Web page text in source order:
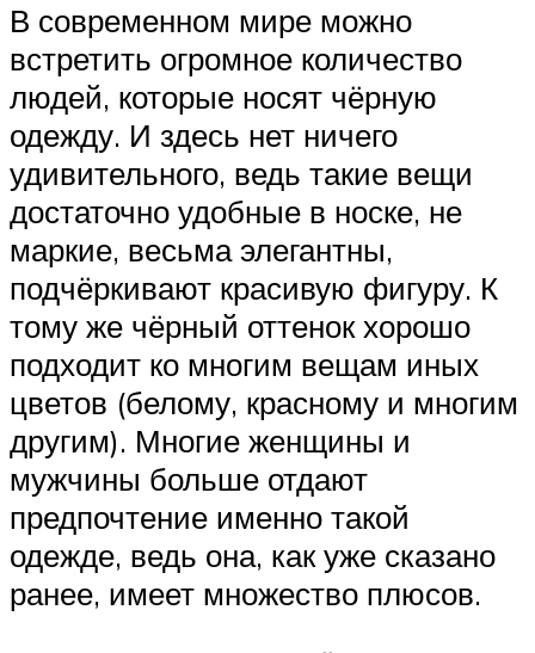
В современном мире можно
встретить огромное количество
людей, которые носят чёрную
одежду. И здесь нет ничего
удивительного, ведь такие вещи
достаточно удобные в носке, не
маркие, весьма элегантны,
подчёркивают красивую фигуру. К
тому же чёрный оттенок хорошо
подходит ко многим вещам иных
цветов (белому, красному и многим
другим). Многие женщины и
мужчины больше отдают
предпочтение именно такой
одежде, ведь она, как уже сказано
ранее, имеет множество плюсов.